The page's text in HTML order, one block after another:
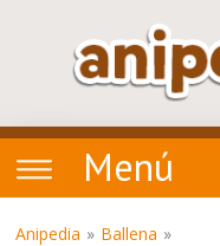
Menú
Anipedia Ballena